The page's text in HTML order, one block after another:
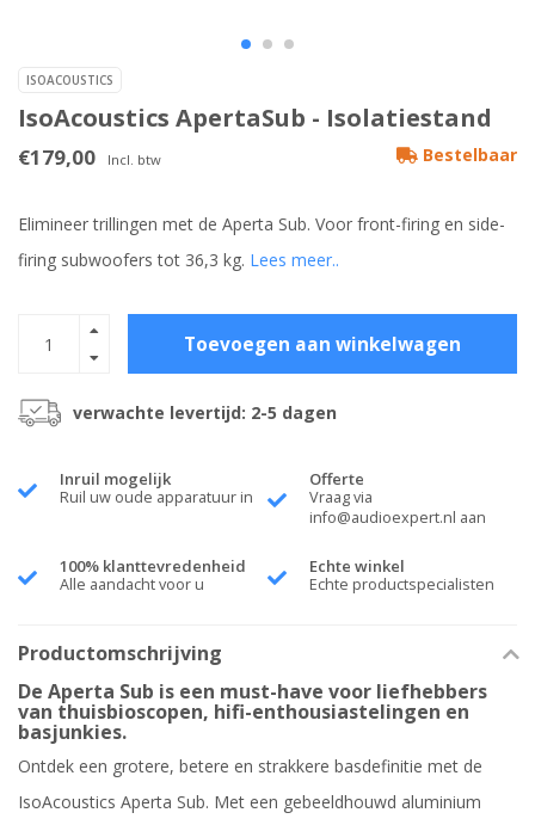
ISOACOUSTICS
IsoAcoustics ApertaSub - Isolatiestand
€179,00 Incl. btw Bestelbaar
Elimineer trillingen met de Aperta Sub. Voor front-firing en side-
firing subwoofers tot 36,3 kg. Lees meer..
Toevoegen aan winkelwagen
verwachte levertijd: 2-5 dagen
Inruil mogelijk
Ruil uw oude apparatuur in
Offerte
Vraag via
info@audioexpert.nl aan
100% klanttevredenheid
Alle aandacht voor u
Echte winkel
Echte productspecialisten
Productomschrijving
De Aperta Sub is een must-have voor liefhebbers
van thuisbioscopen, hifi-enthousiastelingen en
basjunkies.
Ontdek een grotere, betere en strakkere basdefinitie met de
IsoAcoustics Aperta Sub. Met een gebeeldhouwd aluminium